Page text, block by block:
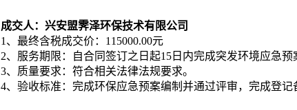
成交人：兴安盟霁泽环保技术有限公司
1 、最终含税成交价：115000.00元
2、服务期限：自合同签订之日起15日内完成突发环境应急预
3、质量要求：符合相关法律法规要求。
4、验收标准：完成环保应急预案编制并通过评审，完成登记